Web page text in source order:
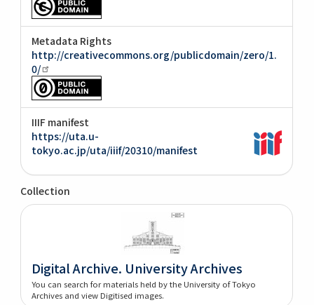
Metadata Rights
http://creativecommons.org/publicdomain/zero/1.
0/
IIIF manifest
https://uta.u-
tokyo.ac.jp/uta/iiif/20310/manifest
Collection
Digital Archive. University Archives
You can search for materials held by the University of Tokyo
Archives and view Digitised images.